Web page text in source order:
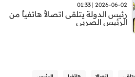
2026-06-02 | 01:33
رئيس الدولة يتلقى اتصالاً هاتفياً من
الرئيس الصربي